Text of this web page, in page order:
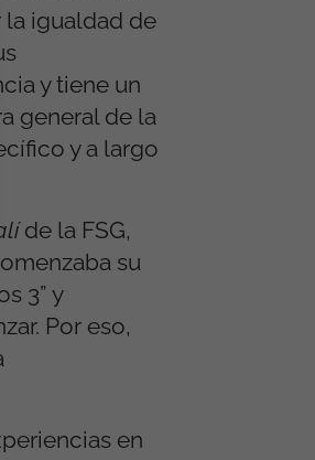
la igualdad de
y tiene un
general de la
y a largo
de la FSG,
su
3” y
Por eso,
en